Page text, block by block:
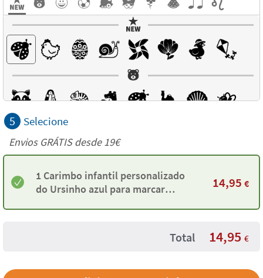
5 Selecione
Envios GRÁTIS desde 19€
1 Carimbo infantil personalizado
do Ursinho azul para marcar
14,95 €
Total 14,95 €